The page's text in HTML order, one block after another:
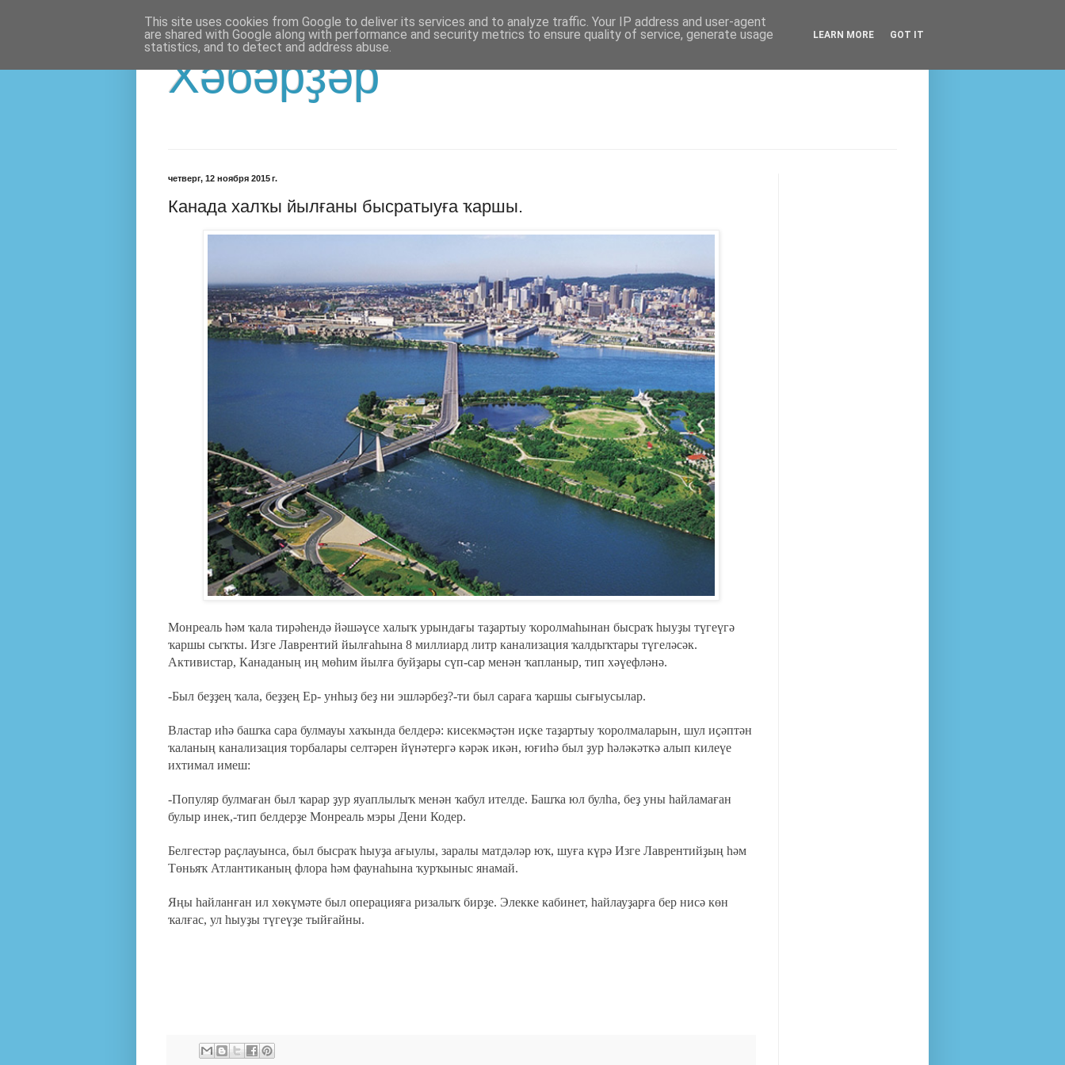
Хәбәрҙәр
четверг, 12 ноября 2015 г.
Канада халҡы йылғаны бысратыуға ҡаршы.
Монреаль һәм ҡала тирәһендә йәшәүсе халыҡ урындағы таҙартыу ҡоролмаһынан бысраҡ һыуҙы түгеүгә
ҡаршы сыҡты. Изге Лаврентий йылғаһына 8 миллиард литр канализация ҡалдыҡтары түгеләсәк.
Активистар, Канаданың иң мөһим йылға буйҙары сүп-сар менән ҡапланыр, тип хәүефләнә.
-Был беҙҙең ҡала, беҙҙең Ер- унһыҙ беҙ ни эшләрбеҙ?-ти был сараға ҡаршы сығыусылар.
Властар иһә башҡа сара булмауы хаҡында белдерә: кисекмәҫтән иҫке таҙартыу ҡоролмаларын, шул иҫәптән
ҡаланың канализация торбалары селтәрен йүнәтергә кәрәк икән, юғиһә был ҙур һәләкәткә алып килеүе
ихтимал имеш:
-Популяр булмаған был ҡарар ҙур яуаплылыҡ менән ҡабул ителде. Башҡа юл булһа, беҙ уны һайламаған
булыр инек,-тип белдерҙе Монреаль мэры Дени Кодер.
Белгестәр раҫлауынса, был бысраҡ һыуҙа ағыулы, заралы матдәләр юҡ, шуға күрә Изге Лаврентийҙың һәм
Төньяҡ Атлантиканың флора һәм фаунаһына ҡурҡыныс янамай.
Яңы һайланған ил хөкүмәте был операцияға ризалыҡ бирҙе. Элекке кабинет, һайлауҙарға бер нисә көн
ҡалғас, ул һыуҙы түгеүҙе тыйғайны.
This site uses cookies from Google to deliver its services and to analyze traffic. Your IP address and user-agent
are shared with Google along with performance and security metrics to ensure quality of service, generate usage
statistics, and to detect and address abuse.
LEARN MORE GOT IT